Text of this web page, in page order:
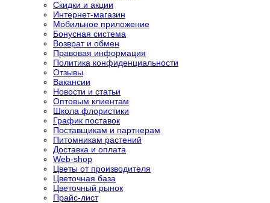
Скидки и акции
Интернет-магазин
Мобильное приложение
Бонусная система
Возврат и обмен
Правовая информация
Политика конфиденциальности
Отзывы
Вакансии
Новости и статьи
Оптовым клиентам
Школа флористики
График поставок
Поставщикам и партнерам
Питомникам растений
Доставка и оплата
Web-shop
Цветы от производителя
Цветочная база
Цветочный рынок
Прайс-лист